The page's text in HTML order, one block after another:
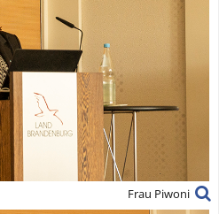
Frau Piwoni